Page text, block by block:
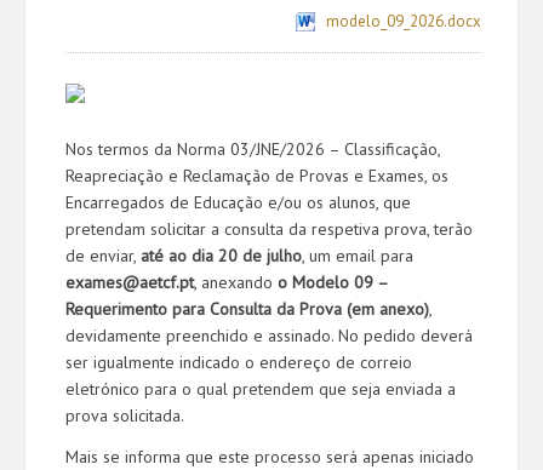
modelo_09_2026.docx
Nos termos da Norma 03/JNE/2026 – Classificação,
Reapreciação e Reclamação de Provas e Exames, os
Encarregados de Educação e/ou os alunos, que
pretendam solicitar a consulta da respetiva prova, terão
de enviar, até ao dia 20 de julho, um email para
exames@aetcf.pt, anexando o Modelo 09 –
Requerimento para Consulta da Prova (em anexo),
devidamente preenchido e assinado. No pedido deverá
ser igualmente indicado o endereço de correio
eletrónico para o qual pretendem que seja enviada a
prova solicitada.
Mais se informa que este processo será apenas iniciado